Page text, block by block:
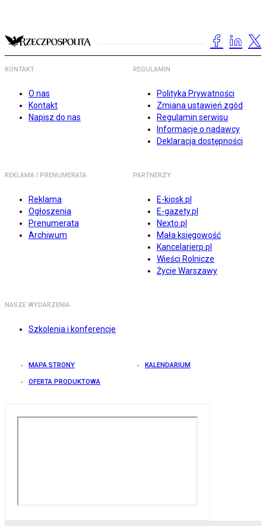
KONTAKT
O nas
Kontakt
Napisz do nas
REGULAMIN
Polityka Prywatności
Zmiana ustawień zgód
Regulamin serwisu
Informacje o nadawcy
Deklaracja dostępności
REKLAMA I PRENUMERATA
Reklama
Ogłoszenia
Prenumerata
Archiwum
PARTNERZY
E-kiosk.pl
E-gazety.pl
Nexto.pl
Mała księgowość
Kancelarierp.pl
Wieści Rolnicze
Życie Warszawy
NASZE WYDARZENIA
Szkolenia i konferencje
MAPA STRONY KALENDARIUM
OFERTA PRODUKTOWA